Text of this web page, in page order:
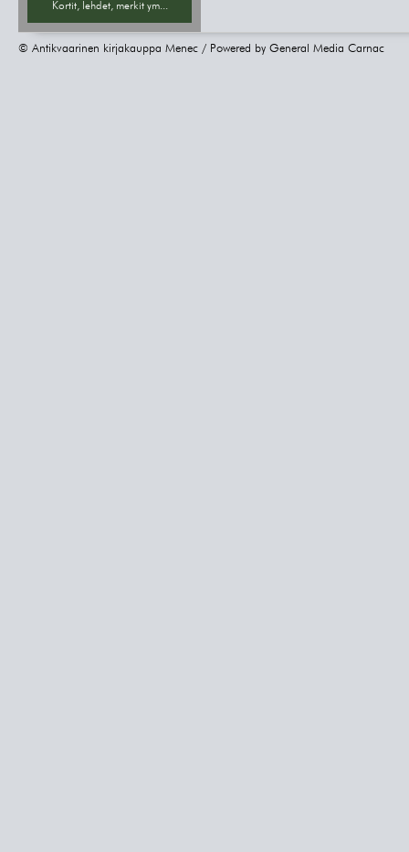
Kortit, lehdet, merkit ym...
© Antikvaarinen kirjakauppa Menec / Powered by General Media Carnac